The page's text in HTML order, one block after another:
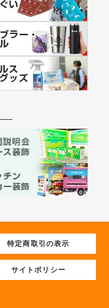
特定商取引の表示
サイトポリシー